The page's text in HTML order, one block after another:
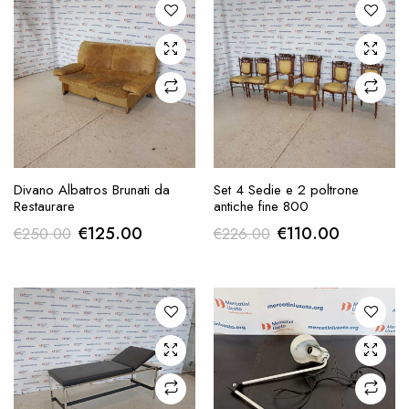
RICHIESTA
Divano Albatros Brunati da
Restaurare
€250.00 Il
originale
era:
€250.00.
€125.00Il
attuale
è:
€125.00.
RICHIESTA
Set 4 Sedie e 2 poltrone
antiche fine 800
€226.00 Il
originale
era:
€226.00.
€110.00Il
attuale
è:
€110.00.